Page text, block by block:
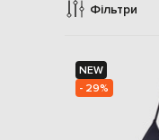
Фільтри
NEW
- 29%